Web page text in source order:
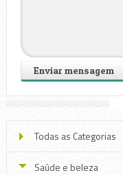
Todas as Categorias
Saúde e beleza